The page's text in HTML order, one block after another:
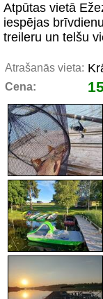
Atpūtas vietā
iespējas
treileru un telšu
Atrašanās vieta:
Cena: